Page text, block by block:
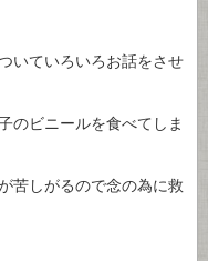
いていろいろお話をさせ
のビニールを食べてしま
苦しがるので念の為に救